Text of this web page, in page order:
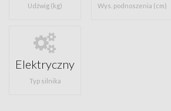
Udźwig (kg) Wys. podnoszenia (cm)
Elektryczny
Typ silnika